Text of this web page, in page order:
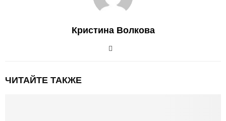
Кристина Волкова
ЧИТАЙТЕ ТАКЖЕ